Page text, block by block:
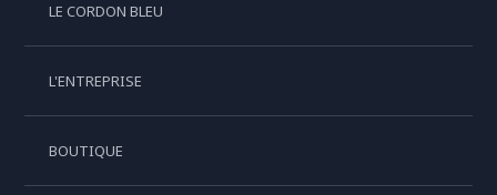
LE CORDON BLEU
L'ENTREPRISE
BOUTIQUE